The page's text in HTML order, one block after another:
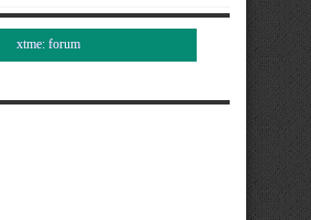
xtme: forum